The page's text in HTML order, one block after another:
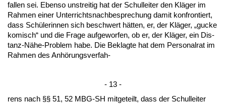
fal­len sei. Eben­so un­strei­tig hat der Schul­lei­ter den Kläger im
Rah­men ei­ner Un­ter­richts­nach­be­spre­chung da­mit kon­fron­tiert,
dass Schüle­rin­nen sich be­schwert hätten, er, der Kläger, „gu­cke
ko­misch“ und die Fra­ge auf­ge­wor­fen, ob er, der Kläger, ein Dis­
tanz-Nähe-Pro­blem ha­be. Die Be­klag­te hat dem Per­so­nal­rat im
Rah­men des Anhörungs­ver­fah-
- 13 -
rens nach §§ 51, 52 MBG-SH mit­ge­teilt, dass der Schul­lei­ter